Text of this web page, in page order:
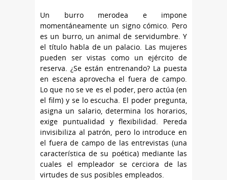
Un burro merodea e impone
momentáneamente un signo cómico. Pero
es un burro, un animal de servidumbre. Y
el título habla de un palacio. Las mujeres
pueden ser vistas como un ejército de
reserva. ¿Se están entrenando? La puesta
en escena aprovecha el fuera de campo.
Lo que no se ve es el poder, pero actúa (en
el film) y se lo escucha. El poder pregunta,
asigna un salario, determina los horarios,
exige puntualidad y flexibilidad. Pereda
invisibiliza al patrón, pero lo introduce en
el fuera de campo de las entrevistas (una
característica de su poética) mediante las
cuales el empleador se cerciora de las
virtudes de sus posibles empleados.